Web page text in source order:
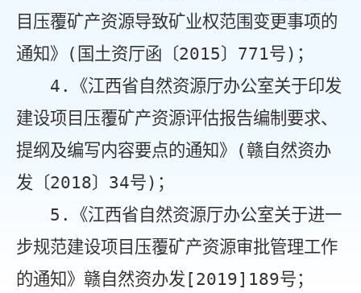
目压覆矿产资源导致矿业权范围变更事项的
通知》 ( 国土资厅函〔2015〕 771号) ；
4.
《江西省自然资源厅办公室关于印发
建设项目压覆矿产资源评估报告编制要求、
提纲及编写内容要点的通知》 (赣自然资办
发〔2018〕 34号) ；
5.
《江西省自然资源厅办公室关于进一
步规范建设项目压覆矿产资源审批管理工作
的通知》赣自然资办发 [2019]189号；